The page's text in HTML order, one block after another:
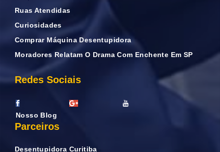
Ruas Atendidas
Curiosidades
Comprar Máquina Desentupidora
Moradores Relatam O Drama Com Enchente Em SP
Redes Sociais
Nosso Blog
Parceiros
Desentupidora Curitiba